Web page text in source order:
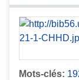
Mots-clés: